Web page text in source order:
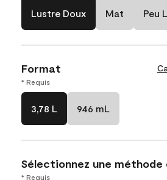
Lustre Doux Mat Peu
Format
* Requis
3,78 L 946 mL
Sélectionnez une méthode
* Requis